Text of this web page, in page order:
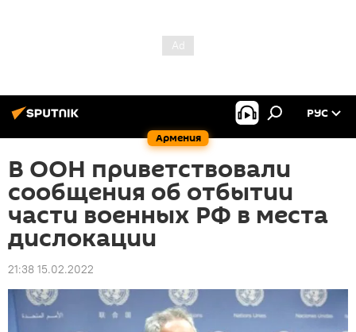
Армения
РУС
В ООН приветствовали
сообщения об отбытии
части военных РФ в места
дислокации
21:38 15.02.2022